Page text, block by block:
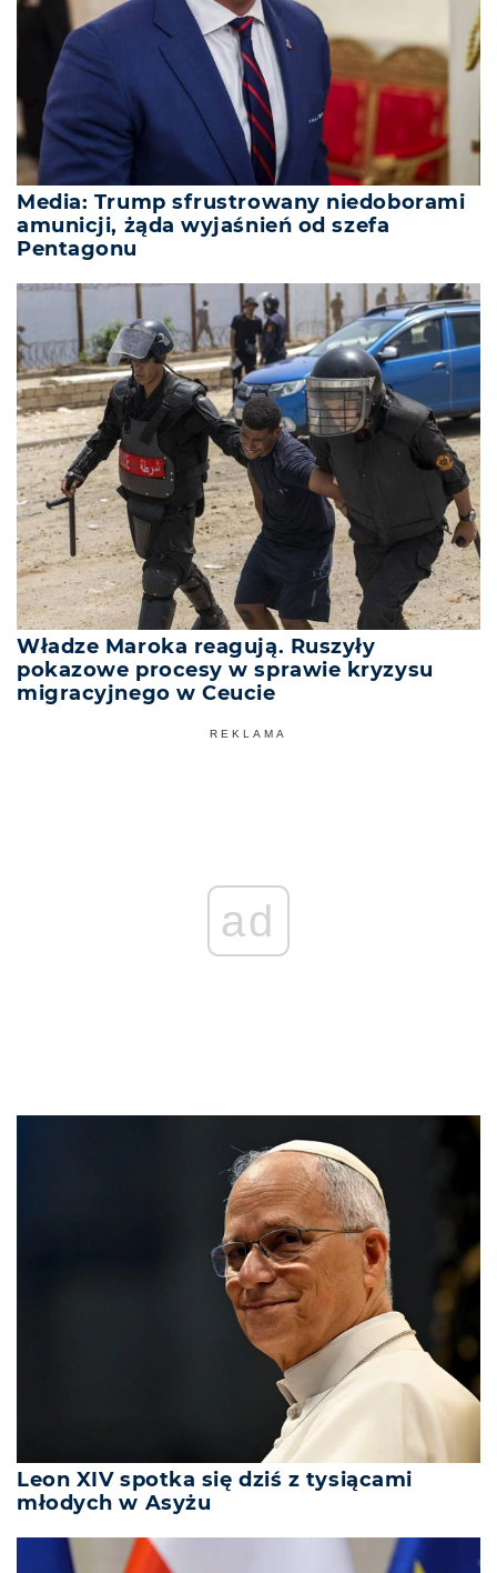
Media: Trump sfrustrowany niedoborami
amunicji, żąda wyjaśnień od szefa
Pentagonu
Władze Maroka reagują. Ruszyły
pokazowe procesy w sprawie kryzysu
migracyjnego w Ceucie
REKLAMA
ad
Leon XIV spotka się dziś z tysiącami
młodych w Asyżu